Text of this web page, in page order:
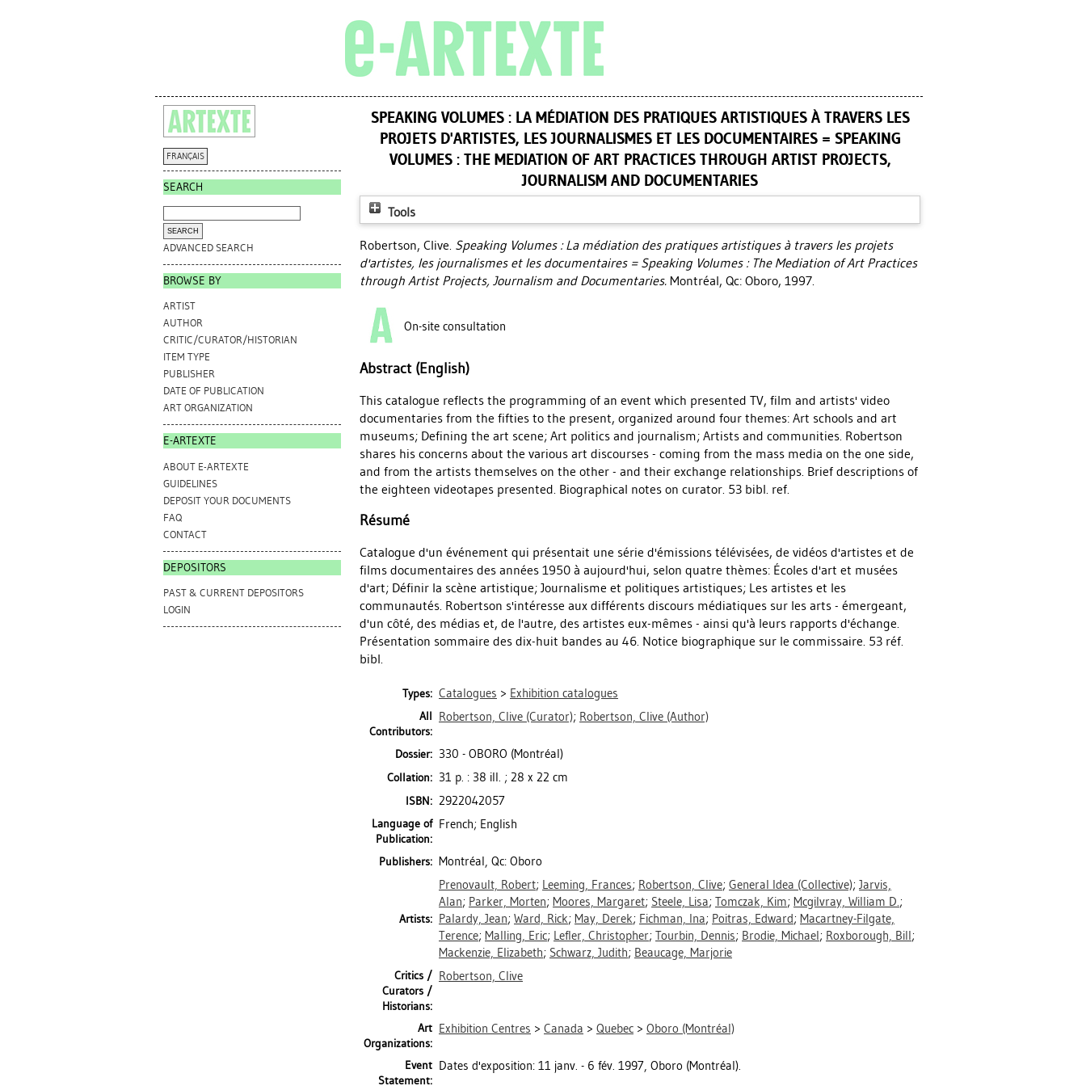
FRANÇAIS
SEARCH
ADVANCED SEARCH
BROWSE BY
ARTIST
AUTHOR
CRITIC/CURATOR/HISTORIAN
ITEM TYPE
PUBLISHER
DATE OF PUBLICATION
ART ORGANIZATION
E-ARTEXTE
ABOUT E-ARTEXTE
GUIDELINES
DEPOSIT YOUR DOCUMENTS
FAQ
CONTACT
DEPOSITORS
PAST & CURRENT DEPOSITORS
LOGIN
SPEAKING VOLUMES : LA MÉDIATION DES PRATIQUES ARTISTIQUES À TRAVERS LES
PROJETS D'ARTISTES, LES JOURNALISMES ET LES DOCUMENTAIRES = SPEAKING
VOLUMES : THE MEDIATION OF ART PRACTICES THROUGH ARTIST PROJECTS,
JOURNALISM AND DOCUMENTARIES
Tools
Robertson, Clive. Speaking Volumes : La médiation des pratiques artistiques à travers les projets
d'artistes, les journalismes et les documentaires = Speaking Volumes : The Mediation of Art Practices
through Artist Projects, Journalism and Documentaries. Montréal, Qc: Oboro, 1997.
On-site consultation
Abstract (English)
This catalogue reflects the programming of an event which presented TV, film and artists' video
documentaries from the fifties to the present, organized around four themes: Art schools and art
museums; Defining the art scene; Art politics and journalism; Artists and communities. Robertson
shares his concerns about the various art discourses - coming from the mass media on the one side,
and from the artists themselves on the other - and their exchange relationships. Brief descriptions of
the eighteen videotapes presented. Biographical notes on curator. 53 bibl. ref.
Résumé
Catalogue d'un événement qui présentait une série d'émissions télévisées, de vidéos d'artistes et de
films documentaires des années 1950 à aujourd'hui, selon quatre thèmes: Écoles d'art et musées
d'art; Définir la scène artistique; Journalisme et politiques artistiques; Les artistes et les
communautés. Robertson s'intéresse aux différents discours médiatiques sur les arts - émergeant,
d'un côté, des médias et, de l'autre, des artistes eux-mêmes - ainsi qu'à leurs rapports d'échange.
Présentation sommaire des dix-huit bandes au 46. Notice biographique sur le commissaire. 53 réf.
bibl.
Types: Catalogues > Exhibition catalogues
All
Contributors:
Robertson, Clive (Curator); Robertson, Clive (Author)
Dossier: 330 - OBORO (Montréal)
Collation: 31 p. : 38 ill. ; 28 x 22 cm
ISBN: 2922042057
Language of
Publication:
French; English
Publishers: Montréal, Qc: Oboro
Artists:
Prenovault, Robert; Leeming, Frances; Robertson, Clive; General Idea (Collective); Jarvis,
Alan; Parker, Morten; Moores, Margaret; Steele, Lisa; Tomczak, Kim; Mcgilvray, William D.;
Palardy, Jean; Ward, Rick; May, Derek; Fichman, Ina; Poitras, Edward; Macartney-Filgate,
Terence; Malling, Eric; Lefler, Christopher; Tourbin, Dennis; Brodie, Michael; Roxborough, Bill;
Mackenzie, Elizabeth; Schwarz, Judith; Beaucage, Marjorie
Critics /
Curators /
Historians:
Robertson, Clive
Art
Organizations:
Exhibition Centres > Canada > Quebec > Oboro (Montréal)
Event
Statement:
Dates d'exposition: 11 janv. - 6 fév. 1997, Oboro (Montréal).